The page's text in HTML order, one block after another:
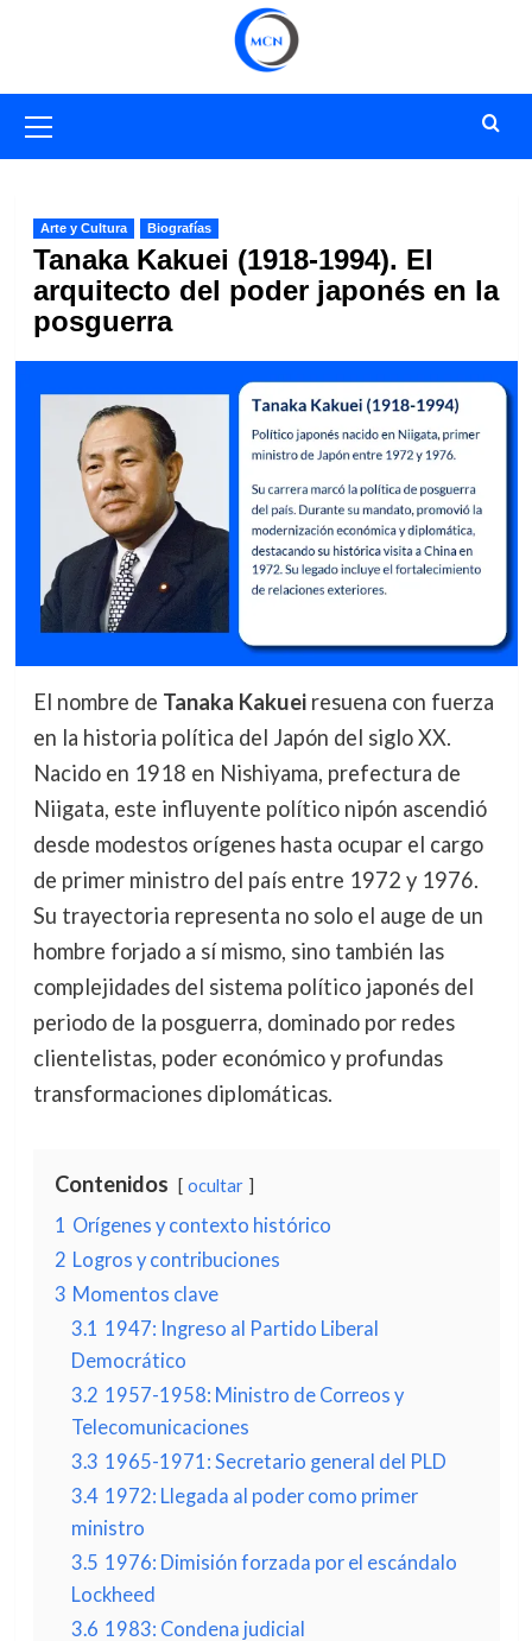
primario
Arte y Cultura Biografías
Tanaka Kakuei (1918-1994). El
arquitecto del poder japonés en la
posguerra
El nombre de Tanaka Kakueiresuena con fuerza
en la historia política del Japón del siglo XX.
Nacido en 1918 en Nishiyama, prefectura de
Niigata, este influyente político nipón ascendió
desde modestos orígenes hasta ocupar el cargo
de primer ministro del país entre 1972 y 1976.
Su trayectoria representa no solo el auge de un
hombre forjado a sí mismo, sino también las
complejidades del sistema político japonés del
periodo de la posguerra, dominado por redes
clientelistas, poder económico y profundas
transformaciones diplomáticas.
Contenidos ocultar
1 Orígenes y contexto histórico
2 Logros y contribuciones
3 Momentos clave
3.1 1947: Ingreso al Partido Liberal
Democrático
3.2 1957-1958: Ministro de Correos y
Telecomunicaciones
3.3 1965-1971: Secretario general del PLD
3.4 1972: Llegada al poder como primer
ministro
3.5 1976: Dimisión forzada por el escándalo
Lockheed
3.6 1983: Condena judicial